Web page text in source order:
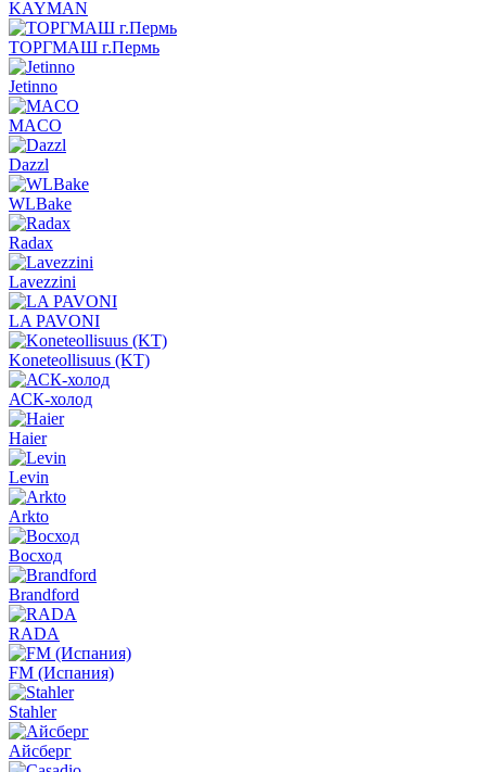
KAYMAN
ТОРГМАШ г.Пермь
Jetinno
MACO
Dazzl
WLBake
Radax
Lavezzini
LA PAVONI
Koneteollisuus (KT)
АСК-холод
Haier
Levin
Arkto
Восход
Brandford
RADA
FM (Испания)
Stahler
Айсберг